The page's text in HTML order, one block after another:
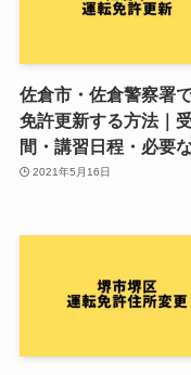
佐倉市・佐倉警察署
免許更新する方法｜
間・講習日程・必要
2021年5月16日